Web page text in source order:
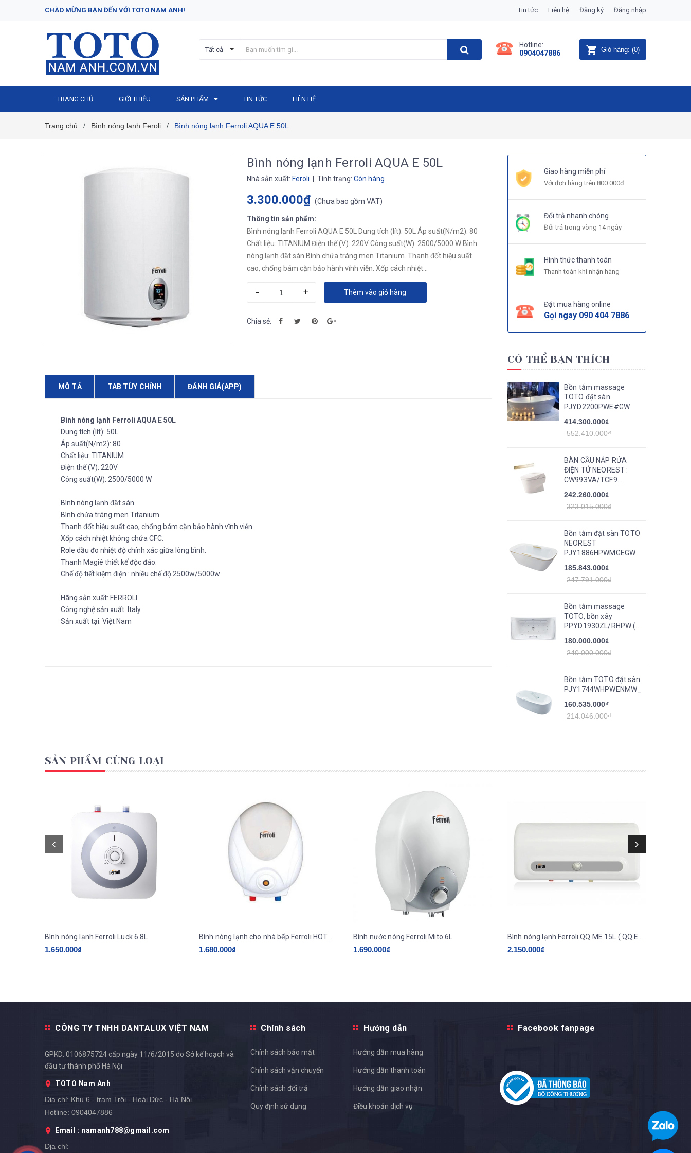
CHÀO MỪNG BẠN ĐẾN VỚI TOTO NAM ANH! Tin tức Liên hệ Đăng ký Đăng nhập
Tất cả
Hotline:
0904047886
Giỏ hàng: (0)
TRANG CHỦ GIỚI THIỆU SẢN PHẨM TIN TỨC LIÊN HỆ
Trang chủ / Bình nóng lạnh Feroli / Bình nóng lạnh Ferroli AQUA E 50L
Bình nóng lạnh Ferroli AQUA E 50L
Nhà sản xuất: Feroli | Tình trạng: Còn hàng
3.300.000₫ (Chưa bao gồm VAT)
Thông tin sản phẩm:
Bình nóng lạnh Ferroli AQUA E 50L Dung tích (lít): 50L Áp suất(N/m2): 80
Chất liệu: TITANIUM Điện thế (V): 220V Công suất(W): 2500/5000 W Bình
nóng lạnh đặt sàn Bình chứa tráng men Titanium. Thanh đốt hiệu suất
cao, chống bám cặn bảo hành vĩnh viễn. Xốp cách nhiệt...
- + Thêm vào giỏ hàng
Chia sẻ:
MÔ TẢ TAB TÙY CHỈNH ĐÁNH GIÁ(APP)
Bình nóng lạnh Ferroli AQUA E 50L
Dung tích (lít): 50L
Áp suất(N/m2): 80
Chất liệu: TITANIUM
Điện thế (V): 220V
Công suất(W): 2500/5000 W
Bình nóng lạnh đặt sàn
Bình chứa tráng men Titanium.
Thanh đốt hiệu suất cao, chống bám cặn bảo hành vĩnh viễn.
Xốp cách nhiệt không chứa CFC.
Rơle dầu đo nhiệt độ chính xác giữa lòng bình.
Thanh Magiê thiết kế độc đáo.
Chế độ tiết kiệm điện : nhiều chế độ 2500w/5000w
Hãng sản xuất: FERROLI
Công nghệ sản xuất: Italy
Sản xuất tại: Việt Nam
Giao hàng miễn phí
Với đơn hàng trên 800.000đ
Đổi trả nhanh chóng
Đổi trả trong vòng 14 ngày
Hình thức thanh toán
Thanh toán khi nhận hàng
Đặt mua hàng online
Gọi ngay 090 404 7886
CÓ THỂ BẠN THÍCH
Bồn tắm massage
TOTO đặt sàn
PJYD2200PWE#GW
414.300.000₫
552.410.000₫
BÀN CẦU NẮP RỬA
ĐIỆN TỬ NEOREST :
CW993VA/TCF9...
242.260.000₫
323.015.000₫
Bồn tắm đặt sàn TOTO
NEOREST
PJY1886HPWMGEGW
185.843.000₫
247.791.000₫
Bồn tắm massage
TOTO, bồn xây
PPYD1930ZL/RHPW (...
180.000.000₫
240.000.000₫
Bồn tắm TOTO đặt sàn
PJY1744WHPWENMW_TVBF412
160.535.000₫
214.046.000₫
SẢN PHẨM CÙNG LOẠI
Bình nóng lạnh Ferroli Luck 6.8L
1.650.000₫ 1.680.000₫
Bình nước nóng Ferroli Mito 6L
1.690.000₫ 2.150.000₫
CÔNG TY TNHH DANTALUX VIỆT NAM
GPKD: 0106875724 cấp ngày 11/6/2015 do Sở kế hoạch và
đầu tư thành phố Hà Nội
TOTO Nam Anh
Địa chỉ: Khu 6 - trạm Trôi - Hoài Đức - Hà Nội
Hotline: 0904047886
Email : namanh788@gmail.com
Địa chỉ:
Chính sách
Chính sách bảo mật
Chính sách vận chuyển
Chính sách đổi trả
Quy định sử dụng
Hướng dẫn
Hướng dẫn mua hàng
Hướng dẫn thanh toán
Hướng dẫn giao nhận
Điều khoản dịch vụ
Facebook fanpage